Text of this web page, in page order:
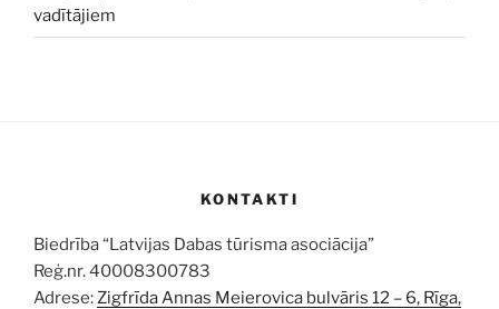
vadītājiem
KONTAKTI
Biedrība “Latvijas Dabas tūrisma asociācija”
Reģ.nr. 40008300783
Adrese:Zigfrīda Annas Meierovica bulvāris 12 – 6, Rīga,